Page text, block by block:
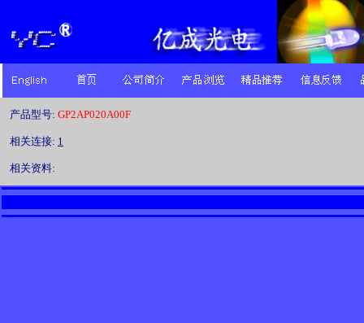
产品型号: GP2AP020A00F
相关连接: 1
相关资料: